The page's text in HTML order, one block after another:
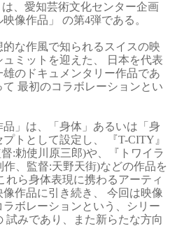
は、愛知芸術文化センター企画
像作品」 の第4弾である。
な作風で知られるスイスの映
ミットを迎えた、 日本を代表
のドキュメンタリー作品であ
て 最初のコラボレーションとい
品」は、「身体」あるいは「身
トとして設定し、 『T-CITY』
:勅使川原三郎)や、『トワイラ
作、監督:天野天街)などの作品を
れら身体表現に携わるアーティ
作品に引き続き、 今回は映像
ボレーションという、シリー
試みであり、また新らたな方向